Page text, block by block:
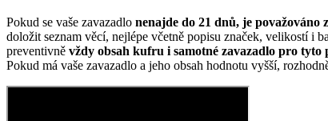
Pokud se vaše zavazadlo nenajde do 21 dnů, je považováno
doložit seznam věcí, nejlépe včetně popisu značek, velikostí i
preventivně vždy obsah kufru i samotné zavazadlo pro
Pokud má vaše zavazadlo a jeho obsah hodnotu vyšší,